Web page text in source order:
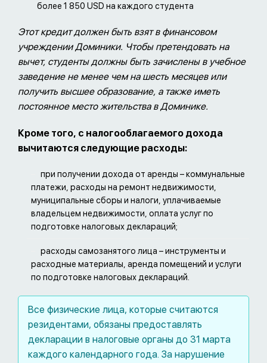
более 1 850 USD на каждого студента
Этот кредит должен быть взят в финансовом
учреждении Доминики. Чтобы претендовать на
вычет, студенты должны быть зачислены в учебное
заведение не менее чем на шесть месяцев или
получить высшее образование, а также иметь
постоянное место жительства в Доминике.
Кроме того, с налогооблагаемого дохода
вычитаются следующие расходы:
при получении дохода от аренды – коммунальные
платежи, расходы на ремонт недвижимости,
муниципальные сборы и налоги, уплачиваемые
владельцем недвижимости, оплата услуг по
подготовке налоговых деклараций;
расходы самозанятого лица – инструменты и
расходные материалы, аренда помещений и услуги
по подготовке налоговых деклараций.
Все физические лица, которые считаются
резидентами, обязаны предоставлять
декларации в налоговые органы до 31 марта
каждого календарного года. За нарушение